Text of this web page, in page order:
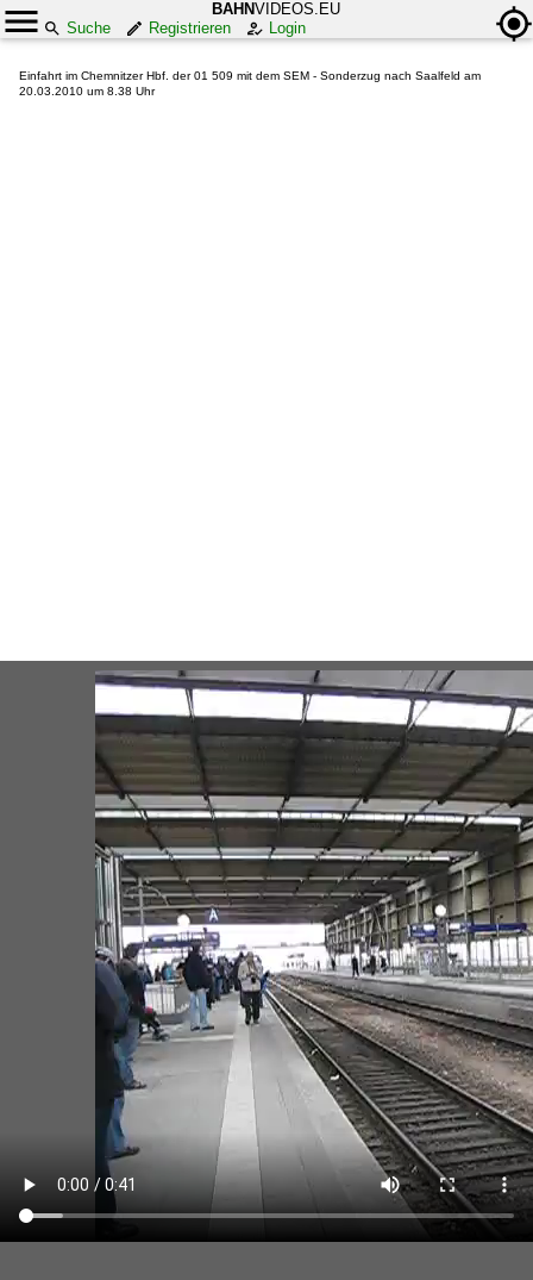
BAHNVIDEOS.EU
Suche
Registrieren Login
Einfahrt im Chemnitzer Hbf. der 01 509 mit dem SEM - Sonderzug nach Saalfeld am
20.03.2010 um 8.38 Uhr